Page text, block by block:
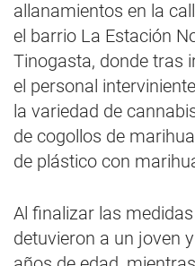
allanamientos en la
el barrio La Estación
Tinogasta, donde tras
el personal
la variedad de
de cogollos de
de plástico con
Al finalizar las
detuvieron a un joven